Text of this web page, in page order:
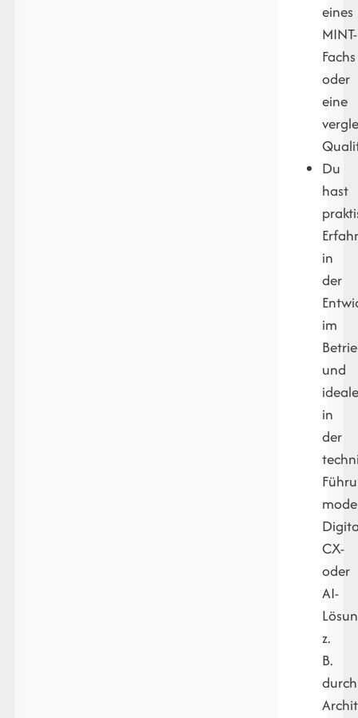
eines
MINT-
Fachs
oder
eine
Du
hast
in
der
im
und
in
der
CX-
oder
AI-
z.
B.
durch